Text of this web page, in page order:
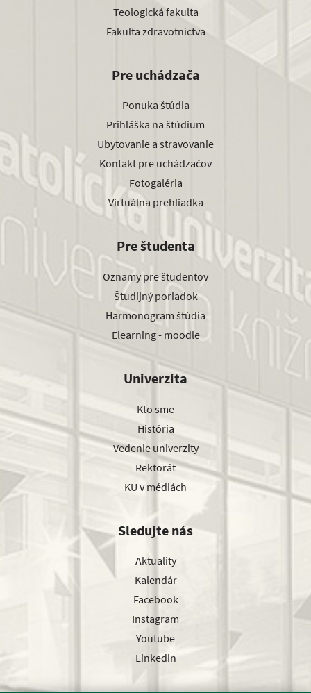
Teologická fakulta
Fakulta zdravotníctva
Pre uchádzača
Ponuka štúdia
Prihláška na štúdium
Ubytovanie a stravovanie
Kontakt pre uchádzačov
Fotogaléria
Virtuálna prehliadka
Pre študenta
Oznamy pre študentov
Študijný poriadok
Harmonogram štúdia
Elearning - moodle
Univerzita
Kto sme
História
Vedenie univerzity
Rektorát
KU v médiách
Sledujte nás
Aktuality
Kalendár
Facebook
Instagram
Youtube
Linkedin